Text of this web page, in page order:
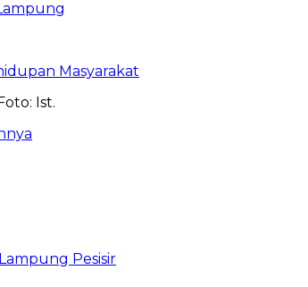
Masyarakat
Pesisir